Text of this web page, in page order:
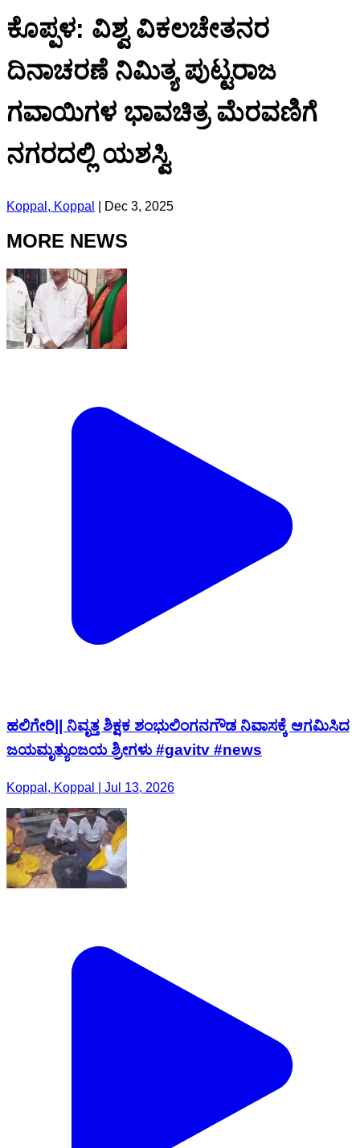
ಕೊಪ್ಪಳ: ವಿಶ್ವ ವಿಕಲಚೇತನರ
ದಿನಾಚರಣೆ ನಿಮಿತ್ಯ ಪುಟ್ಟರಾಜ
ಗವಾಯಿಗಳ ಭಾವಚಿತ್ರ ಮೆರವಣಿಗೆ
ನಗರದಲ್ಲಿ ಯಶಸ್ವಿ
Koppal, Koppal Dec 3, 2025
MORE NEWS
ಹಲಿಗೇರಿ|| ನಿವೃತ್ತ ಶಿಕ್ಷಕ ಶಂಭುಲಿಂಗನಗೌಡ ನಿವಾಸಕ್ಕೆ ಆಗಮಿಸಿದ
ಜಯಮೃತ್ಯುಂಜಯ ಶ್ರೀಗಳು #gavitv #news
Koppal, Koppal | Jul 13, 2026